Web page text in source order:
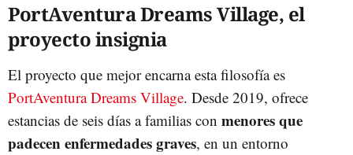
PortAventura Dreams Village, el
proyecto insignia
El proyecto que mejor encarna esta filosofía es
PortAventura Dreams Village. Desde 2019, ofrece
estancias de seis días a familias con menores que
padecen enfermedades graves, en un entorno